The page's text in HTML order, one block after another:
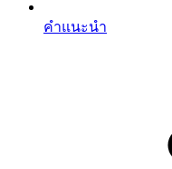
คำแนะนำ